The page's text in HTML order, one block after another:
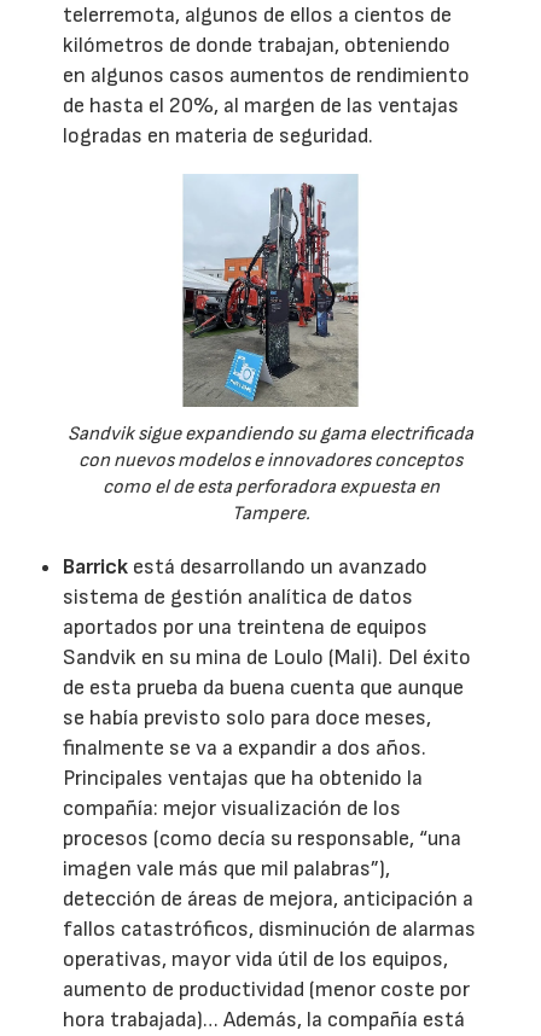
telerremota, algunos de ellos a cientos de
kilómetros de donde trabajan, obteniendo
en algunos casos aumentos de rendimiento
de hasta el 20%, al margen de las ventajas
logradas en materia de seguridad.
Sandvik sigue expandiendo su gama electrificada
con nuevos modelos e innovadores conceptos
como el de esta perforadora expuesta en
Tampere.
Barrick está desarrollando un avanzado
sistema de gestión analítica de datos
aportados por una treintena de equipos
Sandvik en su mina de Loulo (Mali). Del éxito
de esta prueba da buena cuenta que aunque
se había previsto solo para doce meses,
finalmente se va a expandir a dos años.
Principales ventajas que ha obtenido la
compañía: mejor visualización de los
procesos (como decía su responsable, “una
imagen vale más que mil palabras”),
detección de áreas de mejora, anticipación a
fallos catastróficos, disminución de alarmas
operativas, mayor vida útil de los equipos,
aumento de productividad (menor coste por
hora trabajada)… Además, la compañía está